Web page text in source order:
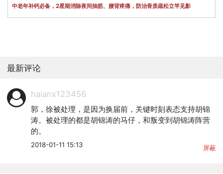
中老年补钙必备，2星期消除夜间抽筋、腰背疼痛，防治骨质疏松立竿见影
最新评论
haianx123456
郭，徐被处理，是因为换届前，关键时刻表态支持胡锦
涛。被处理的都是胡锦涛的马仔，和叛变到胡锦涛阵营
的。
2018-01-11 15:13 屏蔽